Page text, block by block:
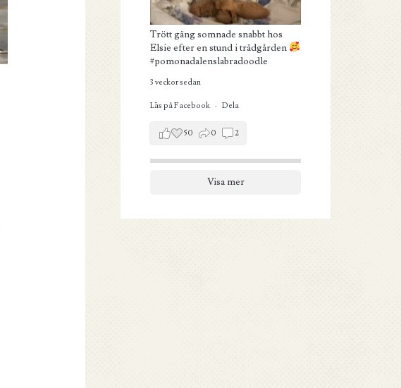
Trött gäng somnade snabbt hos
Elsie efter en stund i trädgården
#pomonadalenslabradoodle
3 veckor sedan
Läs på Facebook · Dela
50 0 2
Visa mer